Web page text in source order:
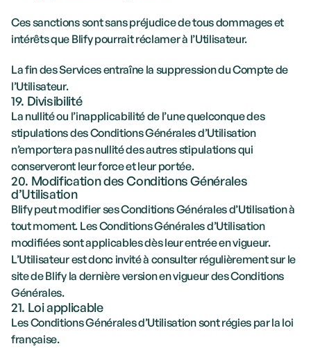
Ces sanctions sont sans préjudice de tous dommages et
intérêts que Blify pourrait réclamer à l’Utilisateur.
La fin des Services entraîne la suppression du Compte de
l’Utilisateur.
19. Divisibilité
La nullité ou l’inapplicabilité de l’une quelconque des
stipulations des Conditions Générales d’Utilisation
n’emportera pas nullité des autres stipulations qui
conserveront leur force et leur portée.
20. Modification des Conditions Générales
d’Utilisation
Blify peut modifier ses Conditions Générales d’Utilisation à
tout moment. Les Conditions Générales d’Utilisation
modifiées sont applicables dès leur entrée en vigueur.
L’Utilisateur est donc invité à consulter régulièrement sur le
site de Blify la dernière version en vigueur des Conditions
Générales.
21. Loi applicable
Les Conditions Générales d’Utilisation sont régies par la loi
française.